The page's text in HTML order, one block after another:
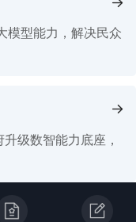
模型能力，解决民众
级数智能力底座，